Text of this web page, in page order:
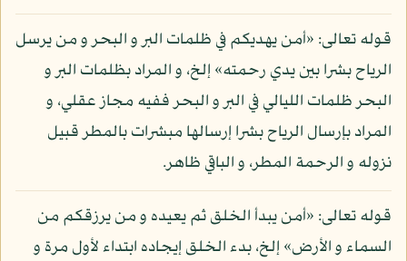
قوله تعالى: «أمن يهديكم في ظلمات البر و البحر و من يرسل
الرياح بشرا بين يدي رحمته» إلخ، و المراد بظلمات البر و
البحر ظلمات الليالي في البر و البحر ففيه مجاز عقلي، و
المراد بإرسال الرياح بشرا إرسالها مبشرات بالمطر قبيل
نزوله و الرحمة المطر، و الباقي ظاهر.
قوله تعالى: «أمن يبدأ الخلق ثم يعيده و من يرزقكم من
السماء و الأرض» إلخ، بدء الخلق إيجاده ابتداء لأول مرة و